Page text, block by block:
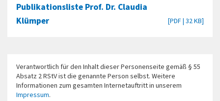
Publikationsliste Prof. Dr. Claudia
Klümper
[PDF | 32 KB]
Verantwortlich für den Inhalt dieser Personenseite gemäß § 55
Absatz 2 RStV ist die genannte Person selbst. Weitere
Informationen zum gesamten Internetauftritt in unserem
Impressum.